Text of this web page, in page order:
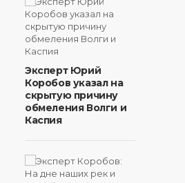
Эксперт Юрий
Коробов указал на
скрытую причину
обмеления Волги и
Каспия